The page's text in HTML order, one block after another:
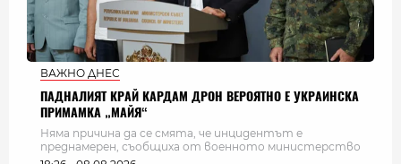
ВАЖНО ДНЕС
ПАДНАЛИЯТ КРАЙ КАРДАМ ДРОН ВЕРОЯТНО Е УКРАИНСКА
ПРИМАМКА „МАЙЯ“
Няма причина да се смята, че инцидентът е
преднамерен, съобщиха от военното министерство